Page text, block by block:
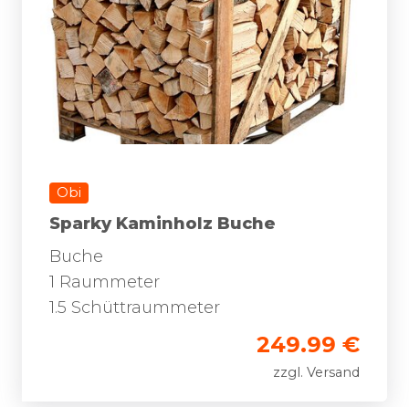
Obi
Sparky Kaminholz Buche
Buche
1 Raummeter
1.5 Schüttraummeter
249.99 €
zzgl. Versand